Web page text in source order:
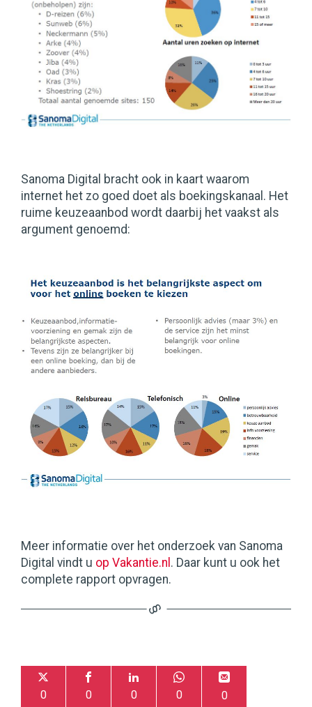
Sanoma Digital bracht ook in kaart waarom
internet het zo goed doet als boekingskanaal. Het
ruime keuzeaanbod wordt daarbij het vaakst als
argument genoemd:
Meer informatie over het onderzoek van Sanoma
Digital vindt u op Vakantie.nl . Daar kunt u ook het
complete rapport opvragen.
0 0 0 0 0